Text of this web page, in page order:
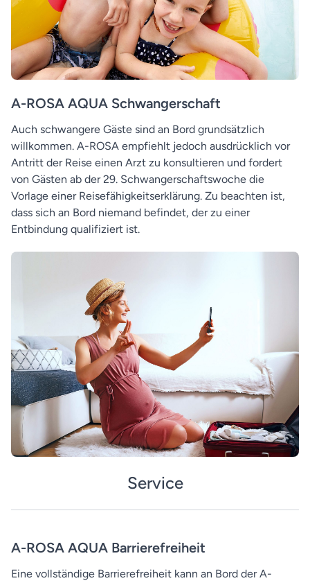
A-ROSA AQUA Schwangerschaft
Auch schwangere Gäste sind an Bord grundsätzlich
willkommen. A-ROSA empfiehlt jedoch ausdrücklich vor
Antritt der Reise einen Arzt zu konsultieren und fordert
von Gästen ab der 29. Schwangerschaftswoche die
Vorlage einer Reisefähigkeitserklärung. Zu beachten ist,
dass sich an Bord niemand befindet, der zu einer
Entbindung qualifiziert ist.
Service
A-ROSA AQUA Barrierefreiheit
Eine vollständige Barrierefreiheit kann an Bord der A-